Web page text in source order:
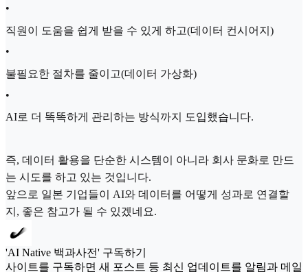
•
직원이 도움을 쉽게 받을 수 있게 하고(데이터 컨시어지)
•
불필요한 절차를 줄이고(데이터 가상화)
•
AI로 더 똑똑하게 관리하는 방식까지 도입했습니다.
즉, 데이터 활용을 단순한 시스템이 아니라 회사 문화로 만드
는 시도를 하고 있는 것입니다.
앞으로 일본 기업들이 AI와 데이터를 어떻게 성과로 연결할
지, 좋은 참고가 될 수 있겠네요.
'AI Native 백과사전' 구독하기
사이트를 구독하면 새 포스트 등 최신 업데이트를 알림과 메일